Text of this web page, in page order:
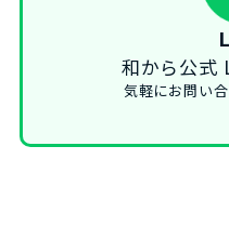
和から公式
気軽にお問い